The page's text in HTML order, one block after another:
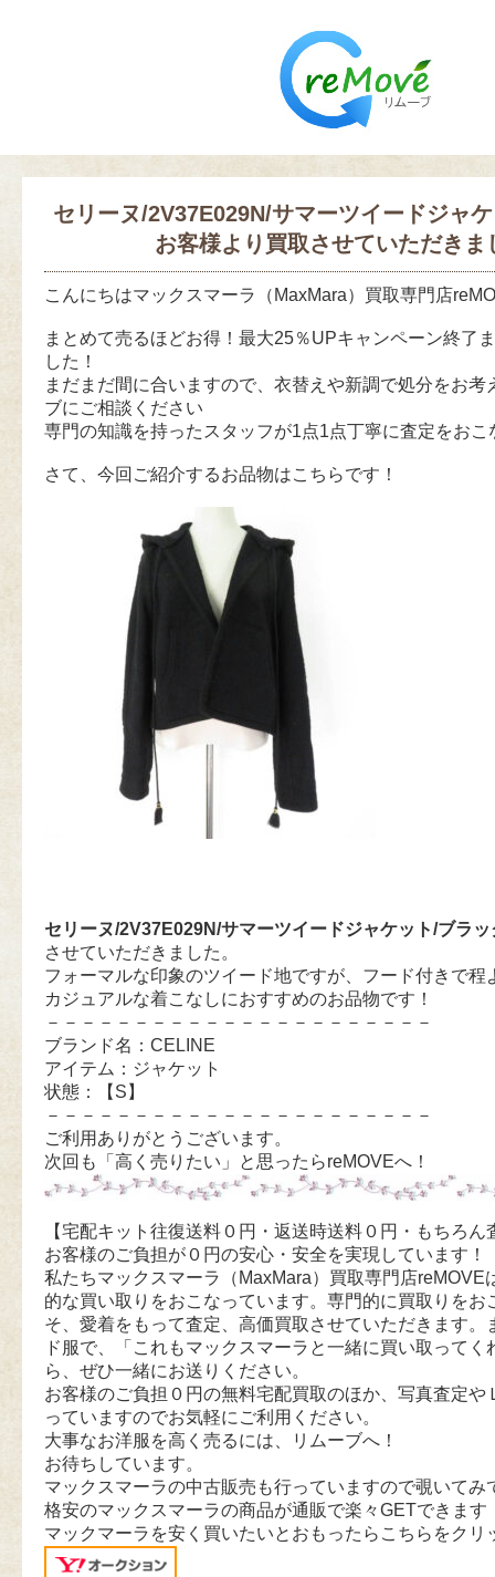
セリーヌ/2V37E029N/サマーツイードジャ
お客様より買取させていただきま
こんにちはマックスマーラ（MaxMara）買取専門店
まとめて売るほどお得！最大25％UPキャンペーン終了
した！
まだまだ間に合いますので、衣替えや新調で処分をお考
ブにご相談ください
専門の知識を持ったスタッフが1点1点丁寧に査定をおこ
さて、今回ご紹介するお品物はこちらです！
セリーヌ/2V37E029N/サマーツイードジャケット/ブラッ
させていただきました。
フォーマルな印象のツイード地ですが、フード付きで程
カジュアルな着こなしにおすすめのお品物です！
－－－－－－－－－－－－－－－－－－－－－－
ブランド名：CELINE
アイテム：ジャケット
状態：【S】
－－－－－－－－－－－－－－－－－－－－－－
ご利用ありがとうございます。
次回も「高く売りたい」と思ったらreMOVEへ！
【宅配キット往復送料０円・返送時送料０円・もちろん
お客様のご負担が０円の安心・安全を実現しています！
私たちマックスマーラ（MaxMara）買取専門店reMOVE
的な買い取りをおこなっています。専門的に買取りをお
そ、愛着をもって査定、高価買取させていただきます。
ド服で、「これもマックスマーラと一緒に買い取ってく
ら、ぜひ一緒にお送りください。
お客様のご負担０円の無料宅配買取のほか、写真査定や
っていますのでお気軽にご利用ください。
大事なお洋服を高く売るには、リムーブへ！
お待ちしています。
マックスマーラの中古販売も行っていますので覗いてみ
格安のマックスマーラの商品が通販で楽々GETできます
マックマーラを安く買いたいとおもったらこちらをクリ